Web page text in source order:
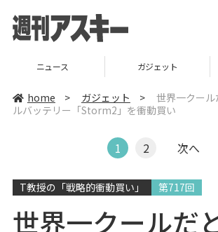
ニュース ガジェット
home > ガジェット >
世界一クー
ルバッテリー「Storm2」を衝動買い
1 2 次へ
T教授の「戦略的衝動買い」 第717回
世界一クールだ